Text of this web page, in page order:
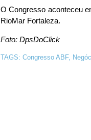
O Congresso aconteceu
RioMar Fortaleza.
Foto: DpsDoClick
TAGS: Congresso ABF,